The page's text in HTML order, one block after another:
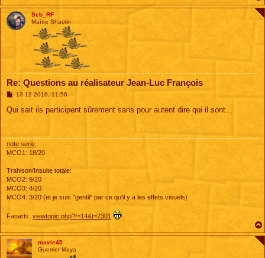
Seb_RF
Maître Shaolin
Re: Questions au réalisateur Jean-Luc François
M
s
13 12 2016, 11:56
Qui sait ils participent sûrement sans pour autent dire qui il sont...
note serie:
MCO1: 18/20
Trahison/Insulte totale:
MCO2: 9/20
MCO3: 4/20
MCO4: 3/20 (et je suis "gentil" par ce qu'il y a les effets visuels)
Fanarts: viewtopic.php?f=14&t=2301
mavie45
Guerrier Maya